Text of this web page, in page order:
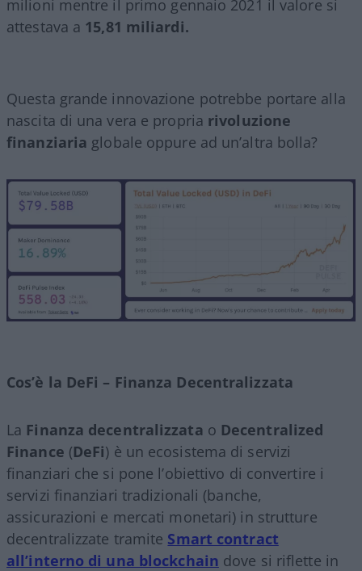
milioni mentre il primo gennaio 2021 il valore si
attestava a 15,81 miliardi.
Questa grande innovazione potrebbe portare alla
nascita di una vera e propria rivoluzione
finanziaria globale oppure ad un’altra bolla?
Cos’è la DeFi – Finanza Decentralizzata
La Finanza decentralizzata o Decentralized
Finance (DeFi) è un ecosistema di servizi
finanziari che si pone l’obiettivo di convertire i
servizi finanziari tradizionali (banche,
assicurazioni e mercati monetari) in strutture
decentralizzate tramite Smart contract
all’interno di una blockchain dove si riflette in